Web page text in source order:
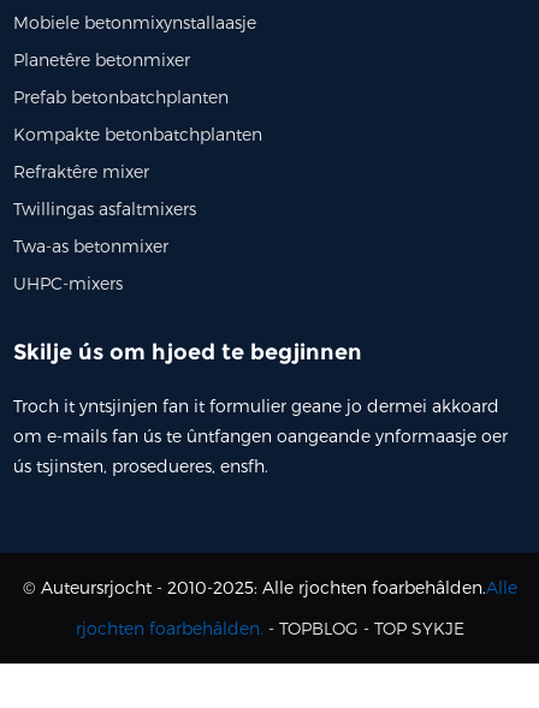
Mobiele betonmixynstallaasje
Planetêre betonmixer
Prefab betonbatchplanten
Kompakte betonbatchplanten
Refraktêre mixer
Twillingas asfaltmixers
Twa-as betonmixer
UHPC-mixers
Skilje ús om hjoed te begjinnen
Troch it yntsjinjen fan it formulier geane jo dermei akkoard
om e-mails fan ús te ûntfangen oangeande ynformaasje oer
ús tsjinsten, prosedueres, ensfh.
© Auteursrjocht - 2010-2025: Alle rjochten foarbehâlden.Alle
rjochten foarbehâlden. - TOPBLOG - TOP SYKJE